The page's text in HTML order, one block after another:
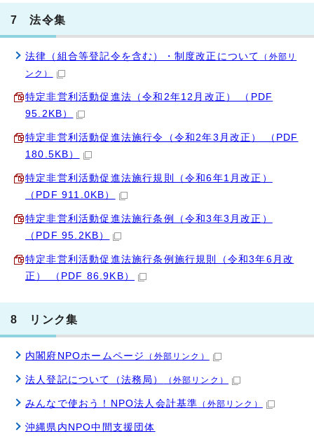
7 法令集
法律（組合等登記令を含む）・制度改正について
（外部リ
ンク）
特定非営利活動促進法（令和2年12月改正） （PDF
95.2KB）
特定非営利活動促進法施行令（令和2年3月改正） （PDF
180.5KB）
特定非営利活動促進法施行規則（令和6年1月改正）
（PDF 911.0KB）
特定非営利活動促進法施行条例（令和3年3月改正）
（PDF 95.2KB）
特定非営利活動促進法施行条例施行規則（令和3年6月改
正） （PDF 86.9KB）
8 リンク集
内閣府NPOホームページ （外部リンク）
法人登記について（法務局） （外部リンク）
みんなで使おう！NPO法人会計基準 （外部リンク）
沖縄県内NPO中間支援団体